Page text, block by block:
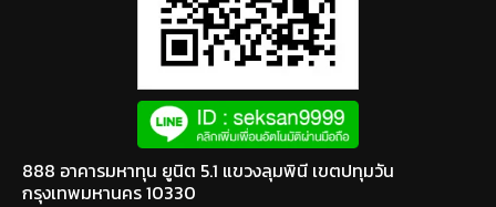
888 อาคารมหาทุน ยูนิต 5.1 แขวงลุมพินี เขตปทุมวัน
กรุงเทพมหานคร 10330